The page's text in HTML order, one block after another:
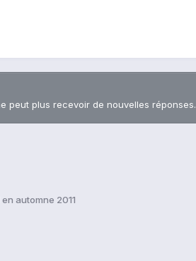
peut plus recevoir de nouvelles réponses.
en automne 2011